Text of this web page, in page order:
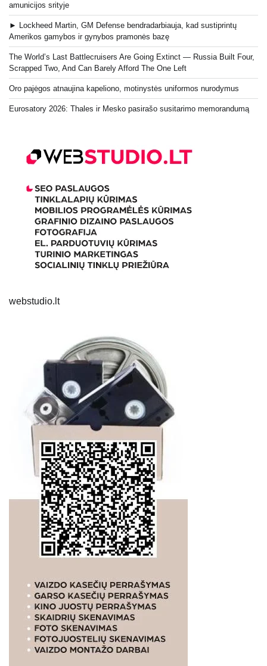
amunicijos srityje
► Lockheed Martin, GM Defense bendradarbiauja, kad sustiprintų
Amerikos gamybos ir gynybos pramonės bazę
The World’s Last Battlecruisers Are Going Extinct — Russia Built Four,
Scrapped Two, And Can Barely Afford The One Left
Oro pajėgos atnaujina kapeliono, motinystės uniformos nurodymus
Eurosatory 2026: Thales ir Mesko pasirašo susitarimo memorandumą
webstudio.lt